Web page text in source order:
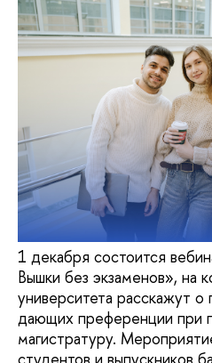
1 декабря состоится
Вышки без экзаменов», на
университета расскажут
дающих преференции при
магистратуру.